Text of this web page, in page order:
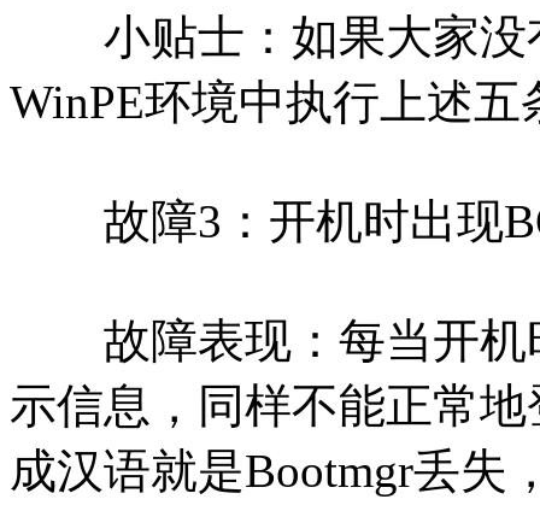
小贴士：如果大家没
WinPE环境中执行上述五
故障3：开机时出现
故障表现：每当开机
示信息，同样不能正常
成汉语就是Bootmgr丢失